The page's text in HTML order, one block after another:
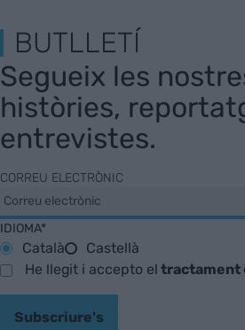
BUTLLETÍ
Segueix les
històries,
entrevistes.
CORREU ELECTRÒNIC
IDIOMA*
Català
Castellà
He llegit i accepto eltractament
Subscriure's